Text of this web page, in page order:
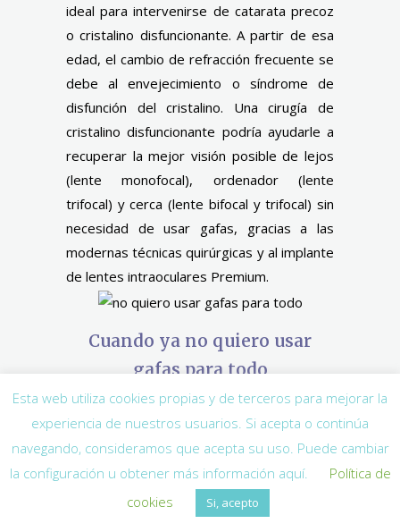
ideal para intervenirse de catarata precoz
o cristalino disfuncionante. A partir de esa
edad, el cambio de refracción frecuente se
debe al envejecimiento o síndrome de
disfunción del cristalino. Una cirugía de
cristalino disfuncionante podría ayudarle a
recuperar la mejor visión posible de lejos
(lente monofocal), ordenador (lente
trifocal) y cerca (lente bifocal y trifocal) sin
necesidad de usar gafas, gracias a las
modernas técnicas quirúrgicas y al implante
de lentes intraoculares Premium.
Cuando ya no quiero usar
gafas para todo
Existen múltiples técnicas, pero realmente
definitivas tan solo hay una, que es la
extracción del cristalino con implante de
lente multifocal (Bifocal o Trifocal). Una
posibilidad (no definitiva) en algunos casos,
sería el implante de una lente fáquica
Esta web utiliza cookies propias y de terceros para mejorar la
experiencia de nuestros usuarios. Si acepta o continúa
navegando, consideramos que acepta su uso. Puede cambiar
la configuración u obtener más información aquí.
Política de
cookies
Si, acepto